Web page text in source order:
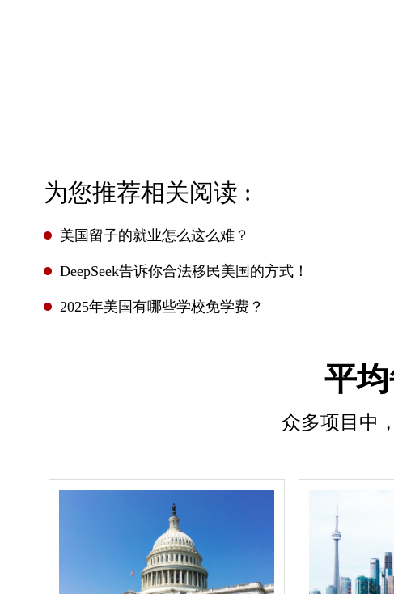
为您推荐相关阅读 :
美国留子的就业怎么这么难？
DeepSeek告诉你合法移民美国的方式！
2025年美国有哪些学校免学费？
平
众多项目中